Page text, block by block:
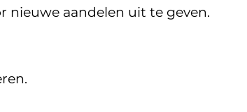
nieuwe aandelen uit te geven.